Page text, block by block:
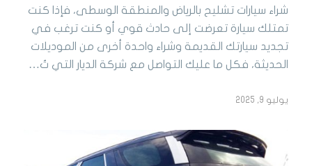
شراء سيارات تشليح بالرياض والمنطقة الوسطى، فإذا كنت
تمتلك سيارة تعرضت إلى حادث قوي أو كنت ترغب في
تجديد سيارتك القديمة وشراء واحدة أخرى من الموديلات
الحديثة، فكل ما عليك التواصل مع شركة الديار التي تُ…
يوليو 9, 2025